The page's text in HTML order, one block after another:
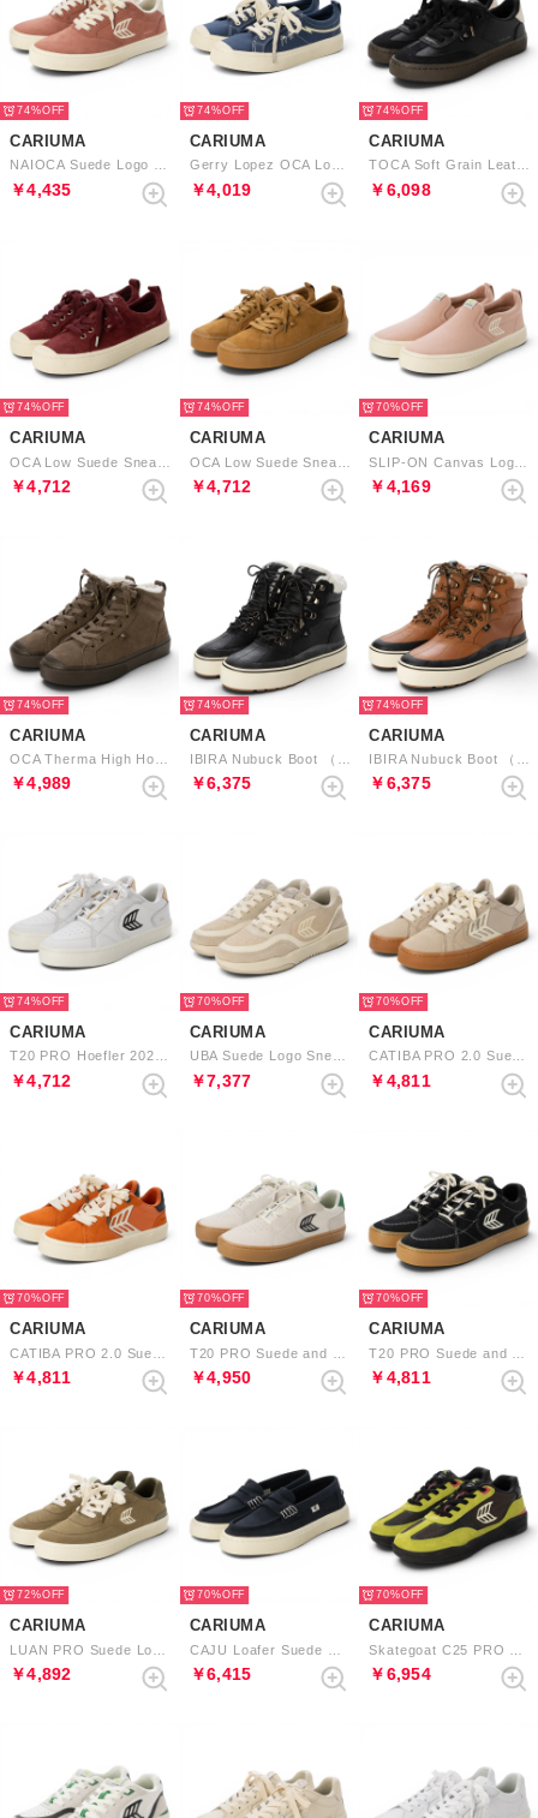
74%
CARIUMA
NAIOCA Suede Logo Sneaker （Whithered Rose Ivory）
￥4,435
74%
CARIUMA
Gerry Lopez OCA Low Canvas Sneaker （Shadow Blue）
￥4,019
74%
CARIUMA
TOCA Soft Grain Leather and Suede （Teak Black）
￥6,098
74%
CARIUMA
￥4,712
74%
CARIUMA
￥4,712
70%
CARIUMA
￥4,169
74%
CARIUMA
￥4,989
74%
CARIUMA
￥6,375
74%
CARIUMA
￥6,375
74%
CARIUMA
￥4,712
70%
CARIUMA
￥7,377
70%
CARIUMA
￥4,811
70%
CARIUMA
￥4,811
70%
CARIUMA
￥4,950
70%
CARIUMA
￥4,811
72%
CARIUMA
￥4,892
70%
CARIUMA
￥6,415
70%
CARIUMA
￥6,954